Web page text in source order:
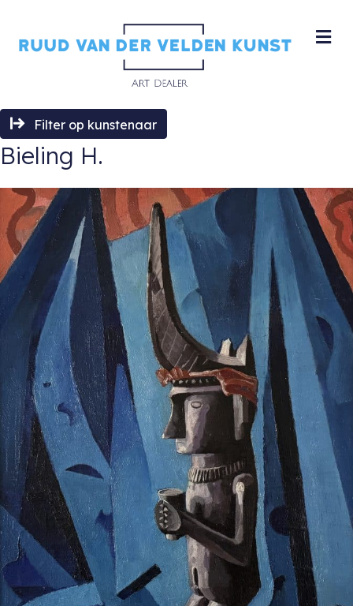
Filter op kunstenaar
Bieling H.